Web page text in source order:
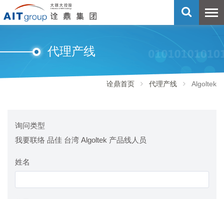
代理产线
诠鼎首页 代理产线 Algoltek
询问类型
我要联络 品佳 台湾 Algoltek 产品线人员
姓名